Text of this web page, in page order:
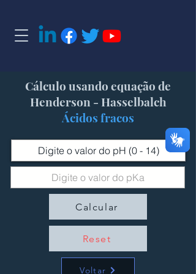
Cálculo usando equação de
Henderson - Hasselbalch
Ácidos fracos
Calcular
Reset
Voltar